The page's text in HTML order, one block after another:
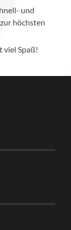
und
höchsten
viel Spaß!